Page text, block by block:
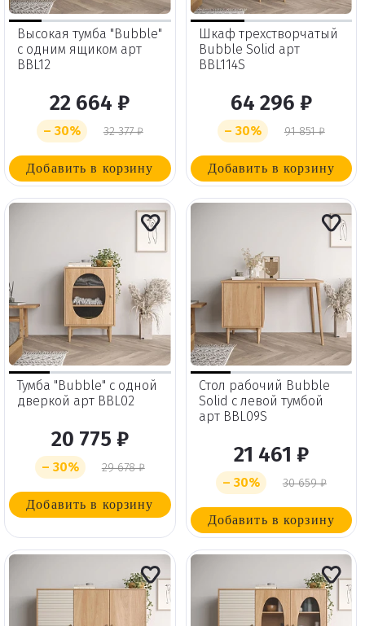
Высокая тумба "Bubble"
с одним ящиком арт
BBL12
22 664 ₽
– 30% 32 377 ₽
Добавить в корзину
Шкаф трехстворчатый
Bubble Solid арт
BBL114S
64 296 ₽
– 30% 91 851 ₽
Добавить в корзину
Тумба "Bubble" с одной
дверкой арт BBL02
20 775 ₽
– 30% 29 678 ₽
Добавить в корзину
Стол рабочий Bubble
Solid с левой тумбой
арт BBL09S
21 461 ₽
– 30% 30 659 ₽
Добавить в корзину